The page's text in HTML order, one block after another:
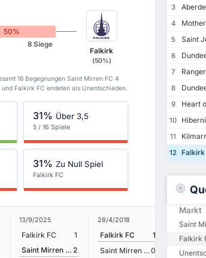
50%
8 Siege
Falkirk
(50%)
16 Begegnungen Saint Mirren FC 4
Falkirk FC endeten als Unentschieden.
31% Über 3,5
5 / 16 Spiele
31% Zu Null Spiel
Falkirk FC
13/9/2025
Falkirk FC
1
Saint Mirren FC 2
28/4/2018
Falkirk FC
1
Saint Mirren FC 0
17/4/2018
Falkirk
3
4
5
Saint
6
7
8
9
Heart
10
11
12 Falkirk
Markt
Saint
Falkirk